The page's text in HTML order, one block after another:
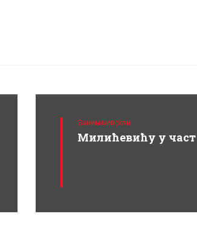
Занимљивости
Милићевићу у част